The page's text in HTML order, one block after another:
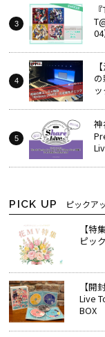
04
神
PICK UP ピックア
【特
ピッ
【開
Live
BOX